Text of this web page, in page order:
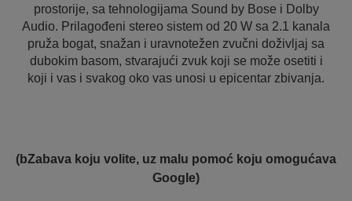
prostorije, sa tehnologijama Sound by Bose i Dolby
Audio. Prilagođeni stereo sistem od 20 W sa 2.1 kanala
pruža bogat, snažan i uravnotežen zvučni doživljaj sa
dubokim basom, stvarajući zvuk koji se može osetiti i
koji i vas i svakog oko vas unosi u epicentar zbivanja.
(bZabava koju volite, uz malu pomoć koju omogućava
Google)